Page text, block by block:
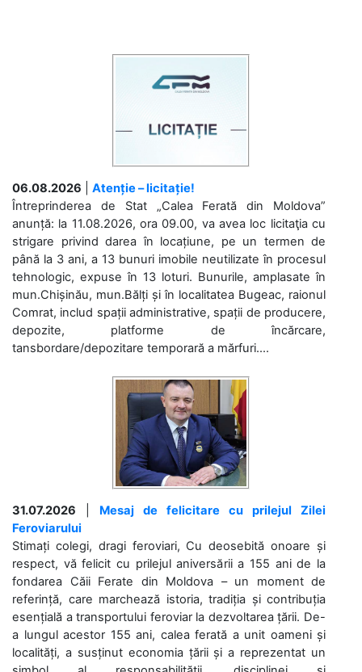
06.08.2026
Atenție – licitație!
Întreprinderea de Stat „Calea Ferată din Moldova”
anunță: la 11.08.2026, ora 09.00, va avea loc licitaţia cu
strigare privind darea în locațiune, pe un termen de
până la 3 ani, a 13 bunuri imobile neutilizate în procesul
tehnologic, expuse în 13 loturi. Bunurile, amplasate în
mun.Chișinău, mun.Bălți și în localitatea Bugeac, raionul
Comrat, includ spații administrative, spații de producere,
depozite, platforme de încărcare,
tansbordare/depozitare temporară a mărfuri....
31.07.2026
Mesaj de felicitare cu prilejul Zilei
Feroviarului
Stimați colegi, dragi feroviari, Cu deosebită onoare și
respect, vă felicit cu prilejul aniversării a 155 ani de la
fondarea Căii Ferate din Moldova – un moment de
referință, care marchează istoria, tradiția și contribuția
esențială a transportului feroviar la dezvoltarea țării. De-
a lungul acestor 155 ani, calea ferată a unit oameni și
localități, a susținut economia țării și a reprezentat un